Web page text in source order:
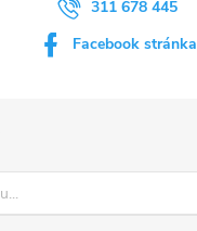
311 678 445
Facebook stránka